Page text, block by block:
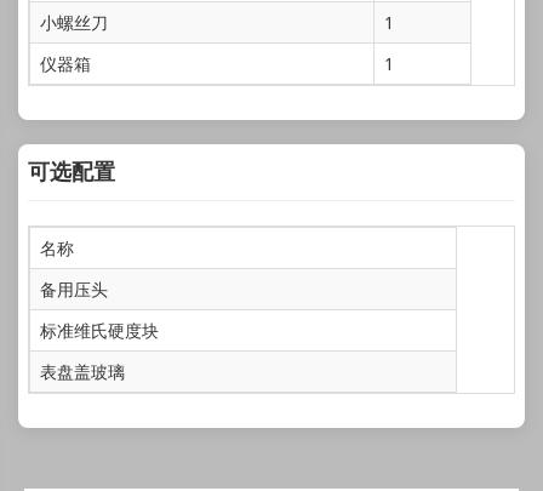
小螺丝刀
1
仪器箱
1
可选配置
名称
备用压头
标准维氏硬度块
表盘盖玻璃